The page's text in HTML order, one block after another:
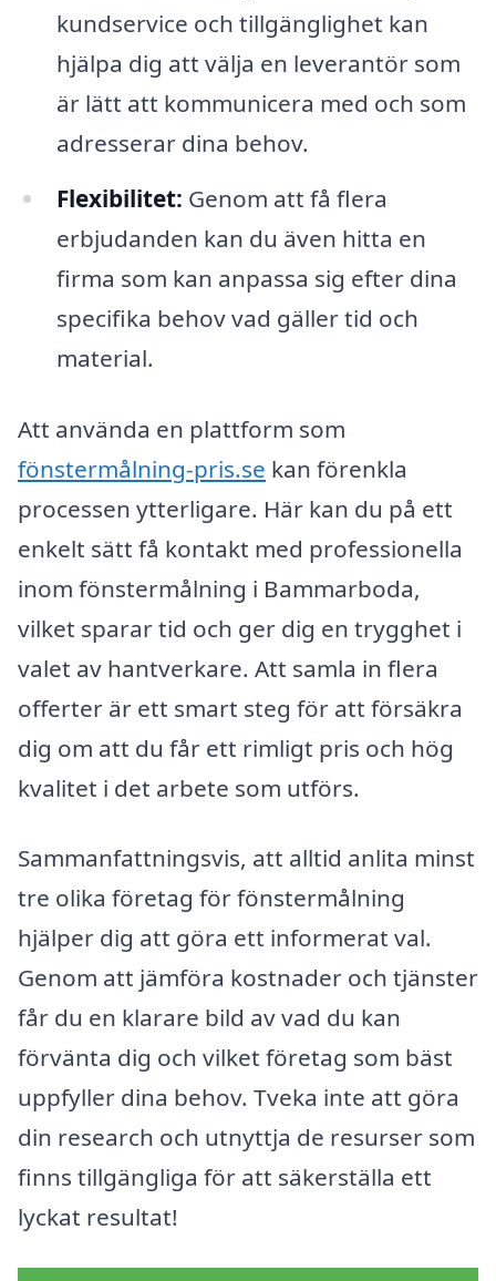
kundservice och tillgänglighet kan
hjälpa dig att välja en leverantör som
är lätt att kommunicera med och som
adresserar dina behov.
Flexibilitet: Genom att få flera
erbjudanden kan du även hitta en
firma som kan anpassa sig efter dina
specifika behov vad gäller tid och
material.
Att använda en plattform som
fönstermålning-pris.se kan förenkla
processen ytterligare. Här kan du på ett
enkelt sätt få kontakt med professionella
inom fönstermålning i Bammarboda,
vilket sparar tid och ger dig en trygghet i
valet av hantverkare. Att samla in flera
offerter är ett smart steg för att försäkra
dig om att du får ett rimligt pris och hög
kvalitet i det arbete som utförs.
Sammanfattningsvis, att alltid anlita minst
tre olika företag för fönstermålning
hjälper dig att göra ett informerat val.
Genom att jämföra kostnader och tjänster
får du en klarare bild av vad du kan
förvänta dig och vilket företag som bäst
uppfyller dina behov. Tveka inte att göra
din research och utnyttja de resurser som
finns tillgängliga för att säkerställa ett
lyckat resultat!